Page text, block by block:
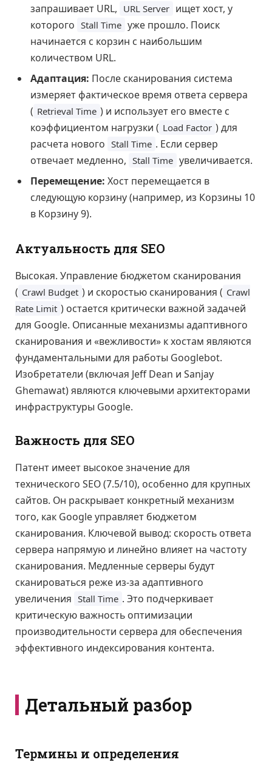
запрашивает URL, URL Server ищет хост, у
которого Stall Time уже прошло. Поиск
начинается с корзин с наибольшим
количеством URL.
Адаптация: После сканирования система
измеряет фактическое время ответа сервера
( Retrieval Time ) и использует его вместе с
коэффициентом нагрузки ( Load Factor ) для
расчета нового Stall Time . Если сервер
отвечает медленно, Stall Time увеличивается.
Перемещение: Хост перемещается в
следующую корзину (например, из Корзины 10
в Корзину 9).
Актуальность для SEO
Высокая. Управление бюджетом сканирования
( Crawl Budget ) и скоростью сканирования ( Crawl
Rate Limit ) остается критически важной задачей
для Google. Описанные механизмы адаптивного
сканирования и «вежливости» к хостам являются
фундаментальными для работы Googlebot.
Изобретатели (включая Jeff Dean и Sanjay
Ghemawat) являются ключевыми архитекторами
инфраструктуры Google.
Важность для SEO
Патент имеет высокое значение для
технического SEO (7.5/10), особенно для крупных
сайтов. Он раскрывает конкретный механизм
того, как Google управляет бюджетом
сканирования. Ключевой вывод: скорость ответа
сервера напрямую и линейно влияет на частоту
сканирования. Медленные серверы будут
сканироваться реже из-за адаптивного
увеличения Stall Time . Это подчеркивает
критическую важность оптимизации
производительности сервера для обеспечения
эффективного индексирования контента.
Детальный разбор
Термины и определения